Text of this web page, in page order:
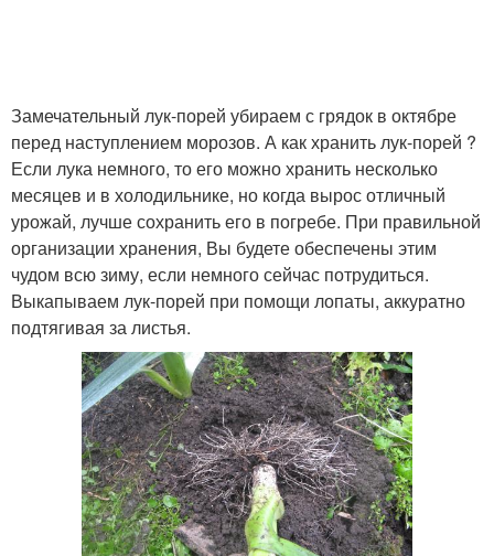
Замечательный лук-порей убираем с грядок в октябре
перед наступлением морозов. А как хранить лук-порей ?
Если лука немного, то его можно хранить несколько
месяцев и в холодильнике, но когда вырос отличный
урожай, лучше сохранить его в погребе. При правильной
организации хранения, Вы будете обеспечены этим
чудом всю зиму, если немного сейчас потрудиться.
Выкапываем лук-порей при помощи лопаты, аккуратно
подтягивая за листья.